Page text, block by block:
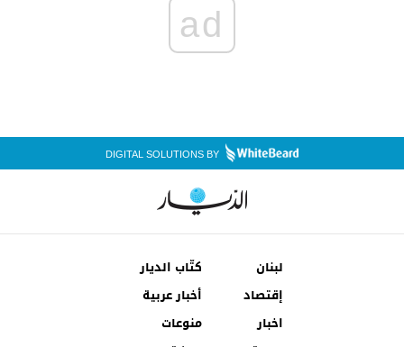
ad
DIGITAL SOLUTIONS BY
لبنان
كتّاب الديار
إقتصاد
أخبار عربية
اخبار
منوعات